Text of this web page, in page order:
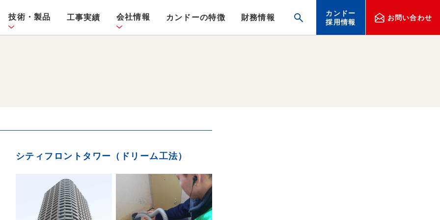
技術・製品 工事実績 会社情報 カンドーの特徴 財務情報
カンドー
採用情報
お問い合わせ
シティフロントタワー（ドリーム工法）